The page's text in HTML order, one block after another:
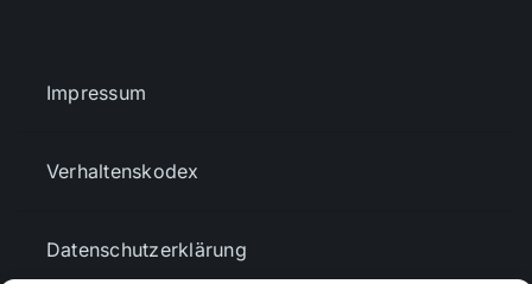
Impressum
Verhaltenskodex
Datenschutzerklärung